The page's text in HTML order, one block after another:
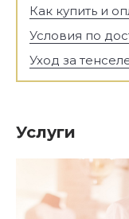
Как купить и
Условия по
Уход за
Услуги